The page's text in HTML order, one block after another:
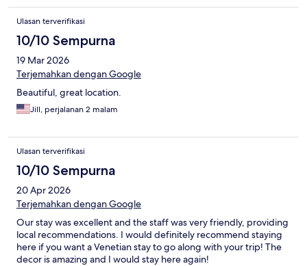
Ulasan terverifikasi
10/10 Sempurna
19 Mar 2026
Terjemahkan dengan Google
Beautiful, great location.
Jill, perjalanan 2 malam
Ulasan terverifikasi
10/10 Sempurna
20 Apr 2026
Terjemahkan dengan Google
Our stay was excellent and the staff was very friendly, providing
local recommendations. I would definitely recommend staying
here if you want a Venetian stay to go along with your trip! The
decor is amazing and I would stay here again!